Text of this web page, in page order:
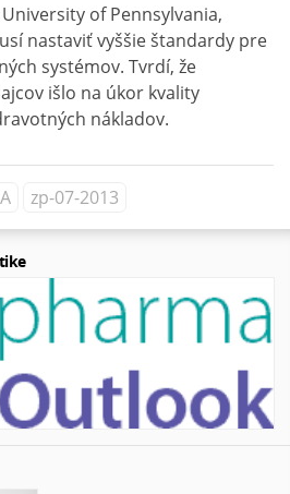
of Pennsylvania,
nastaviť vyššie štandardy pre
systémov. Tvrdí, že
išlo na úkor kvality
nákladov.
zp-07-2013